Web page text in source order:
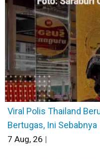
Viral Polis Thailand
Bertugas, Ini Sebabnya
7 Aug, 26 |